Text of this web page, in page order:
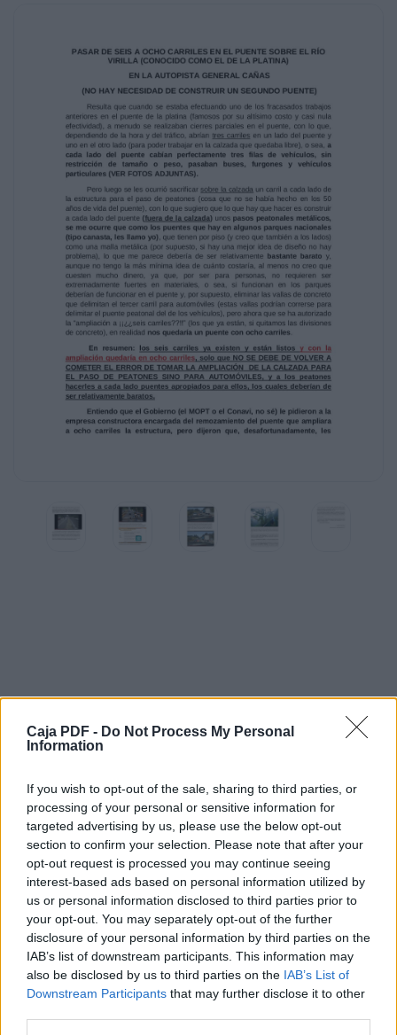
Caja PDF - Do Not Process My Personal
Information
If you wish to opt-out of the sale, sharing to third parties, or
processing of your personal or sensitive information for
targeted advertising by us, please use the below opt-out
section to confirm your selection. Please note that after your
opt-out request is processed you may continue seeing
interest-based ads based on personal information utilized by
us or personal information disclosed to third parties prior to
your opt-out. You may separately opt-out of the further
disclosure of your personal information by third parties on the
IAB’s list of downstream participants. This information may
also be disclosed by us to third parties on the IAB’s List of
Downstream Participants that may further disclose it to other
parciales en el puente, con lo que,
dependiendo de la hora y del tráfico, abrían
tres carriles en un lado del puente y
uno en el otro lado (para poder trabajar en la
calzada que quedaba libre), o sea, a
cada lado del puente cabían perfectamente
tres filas de vehículos, sin
restricción de tamaño o peso, pasaban
buses, furgones y vehículos
particulares (VER FOTOS ADJUNTAS).
Pero luego se les ocurrió sacrificar sobre la
calzada un carril a cada lado de
la estructura para el paso de peatones (cosa
que no se había hecho en los 50
años de vida del puente), con lo que sugiero
que lo que hay que hacer es construir
a cada lado del puente (fuera de la calzada)
unos pasos peatonales metálicos,
se me ocurre que como los puentes que hay
en algunos parques nacionales
(tipo canasta, les llamo yo), que tienen por
piso (y creo que también a los lados)
aunque no tengo la más mínima idea de
cuánto costaría, al menos no creo que
cuesten mucho dinero, ya que, por ser para
delimitar el puente peatonal del de los
la “ampliación a ¡¡¿¿seis carriles??!!” (los que
ya están, si quitamos las divisiones
puente con ocho carriles.
En resumen: los seis carriles ya existen y
están listos y con la
ampliación quedaría en ocho carriles, solo
que NO SE DEBE DE VOLVER A
COMETER EL ERROR DE TOMAR LA
AMPLIACIÓN DE LA CALZADA PARA
EL PASO DE PEATONES SINO PARA
AUTOMÓVILES, y a los peatones
hacerles a cada lado puentes apropiados
para ellos, los cuales deberían de
ser relativamente baratos.
Entiendo que el Gobierno (el MOPT o el
Descargar el documento (PDF)
PLATINA A OCHO CARRILES FACEBOOK.pdf (PDF, 963 KB)